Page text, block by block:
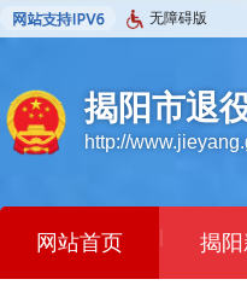
无障碍版
揭阳市退
http://
网站首页 | 揭阳